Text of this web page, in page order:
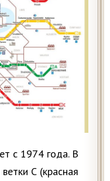
с 1974 года. В
С (красная